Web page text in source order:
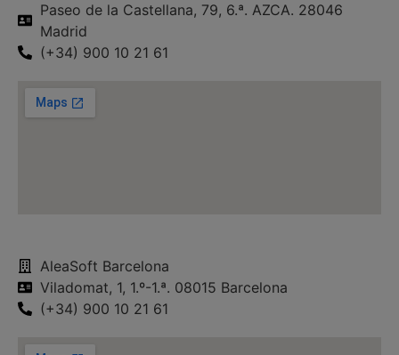
Paseo de la Castellana, 79, 6.ª. AZCA. 28046
Madrid
(+34) 900 10 21 61
AleaSoft Barcelona
Viladomat, 1, 1.º-1.ª. 08015 Barcelona
(+34) 900 10 21 61